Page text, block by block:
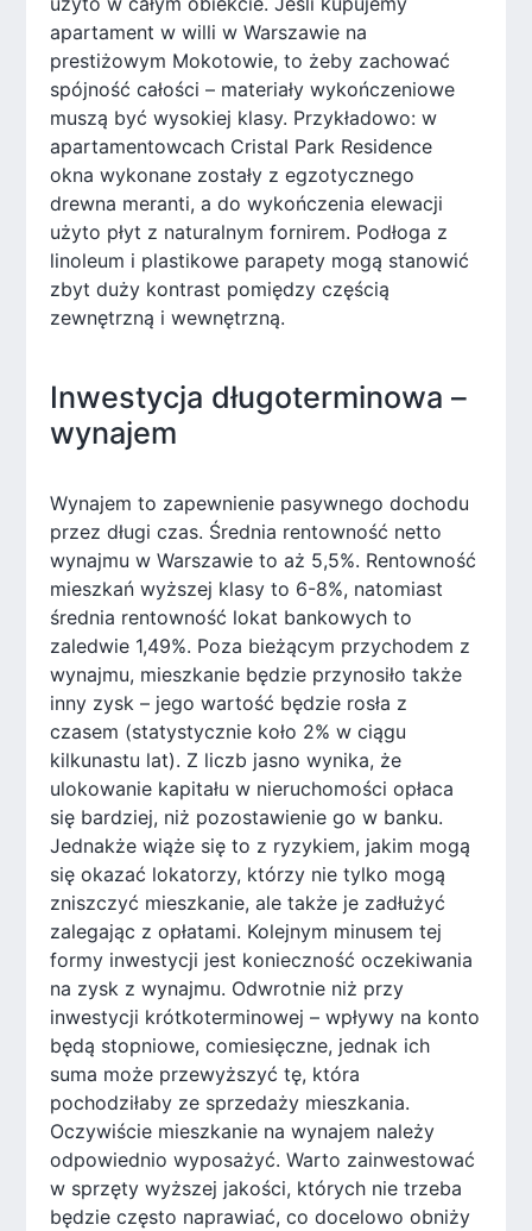
apartament w willi w Warszawie na
prestiżowym Mokotowie, to żeby zachować
spójność całości – materiały wykończeniowe
muszą być wysokiej klasy. Przykładowo: w
apartamentowcach Cristal Park Residence
okna wykonane zostały z egzotycznego
drewna meranti, a do wykończenia elewacji
użyto płyt z naturalnym fornirem. Podłoga z
linoleum i plastikowe parapety mogą stanowić
zbyt duży kontrast pomiędzy częścią
zewnętrzną i wewnętrzną.
Inwestycja długoterminowa –
wynajem
Wynajem to zapewnienie pasywnego dochodu
przez długi czas. Średnia rentowność netto
wynajmu w Warszawie to aż 5,5%. Rentowność
mieszkań wyższej klasy to 6-8%, natomiast
średnia rentowność lokat bankowych to
zaledwie 1,49%. Poza bieżącym przychodem z
wynajmu, mieszkanie będzie przynosiło także
inny zysk – jego wartość będzie rosła z
czasem (statystycznie koło 2% w ciągu
kilkunastu lat). Z liczb jasno wynika, że
ulokowanie kapitału w nieruchomości opłaca
się bardziej, niż pozostawienie go w banku.
Jednakże wiąże się to z ryzykiem, jakim mogą
się okazać lokatorzy, którzy nie tylko mogą
zniszczyć mieszkanie, ale także je zadłużyć
zalegając z opłatami. Kolejnym minusem tej
formy inwestycji jest konieczność oczekiwania
na zysk z wynajmu. Odwrotnie niż przy
inwestycji krótkoterminowej – wpływy na konto
będą stopniowe, comiesięczne, jednak ich
suma może przewyższyć tę, która
pochodziłaby ze sprzedaży mieszkania.
Oczywiście mieszkanie na wynajem należy
odpowiednio wyposażyć. Warto zainwestować
w sprzęty wyższej jakości, których nie trzeba
będzie często naprawiać, co docelowo obniży